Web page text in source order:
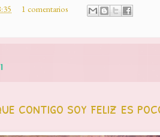
1 comentarios
contigo soy feliz es